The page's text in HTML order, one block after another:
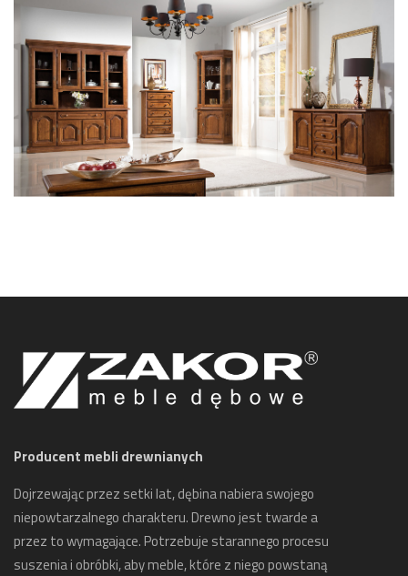
Producent mebli drewnianych
Dojrzewając przez setki lat, dębina nabiera swojego
niepowtarzalnego charakteru. Drewno jest twarde a
przez to wymagające. Potrzebuje starannego procesu
suszenia i obróbki, aby meble, które z niego powstaną